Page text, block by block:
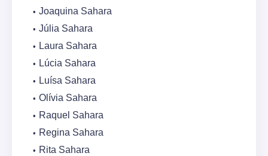
Joaquina Sahara
Júlia Sahara
Laura Sahara
Lúcia Sahara
Luísa Sahara
Olívia Sahara
Raquel Sahara
Regina Sahara
Rita Sahara